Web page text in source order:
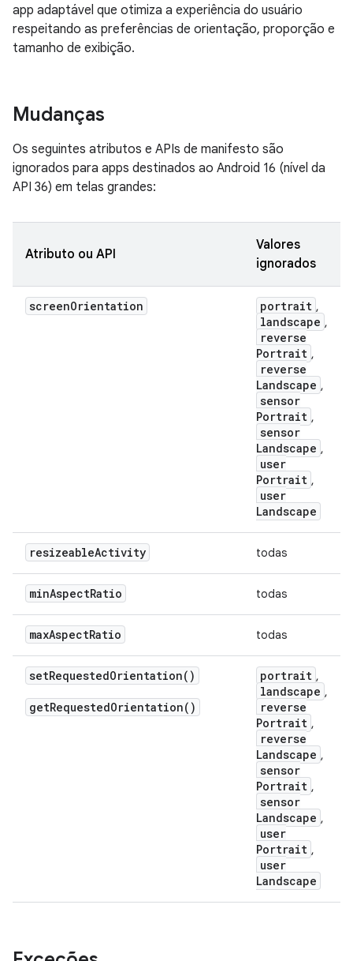
app adaptável que otimiza a experiência do usuário
respeitando as preferências de orientação, proporção e
tamanho de exibição.
Mudanças
Os seguintes atributos e APIs de manifesto são
ignorados para apps destinados ao Android 16 (nível da
API 36) em telas grandes:
Atributo ou API
Valores
ignorados
screenOrientation portrait ,
landscape ,
reverse
Portrait ,
reverse
Landscape ,
sensor
Portrait ,
sensor
Landscape ,
user
Portrait ,
user
Landscape
resizeableActivity todas
minAspectRatio todas
maxAspectRatio todas
setRequestedOrientation( )
getRequestedOrientation( )
portrait ,
landscape ,
reverse
Portrait ,
reverse
Landscape ,
sensor
Portrait ,
sensor
Landscape ,
user
Portrait ,
user
Landscape